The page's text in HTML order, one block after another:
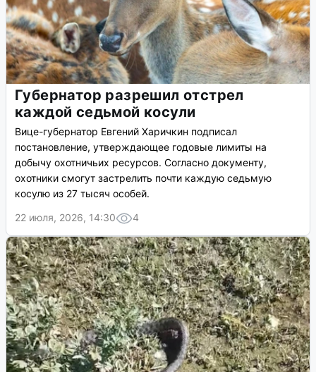
Губернатор разрешил отстрел
каждой седьмой косули
Вице-губернатор Евгений Харичкин подписал
постановление, утверждающее годовые лимиты на
добычу охотничьих ресурсов. Согласно документу,
охотники смогут застрелить почти каждую седьмую
косулю из 27 тысяч особей.
22 июля, 2026, 14:30
4